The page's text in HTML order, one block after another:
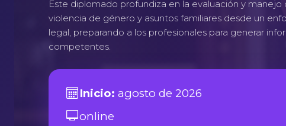
Este diplomado profundiza en la evaluación y manejo
violencia de género y asuntos familiares desde un
legal, preparando a los profesionales para generar
competentes.
Inicio: agosto de 2026
online